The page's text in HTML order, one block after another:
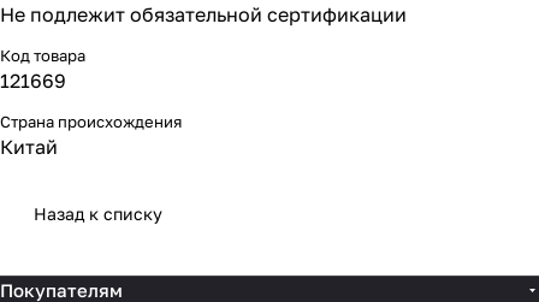
Не подлежит обязательной сертификации
Код товара
121669
Страна происхождения
Китай
Назад к списку
Покупателям